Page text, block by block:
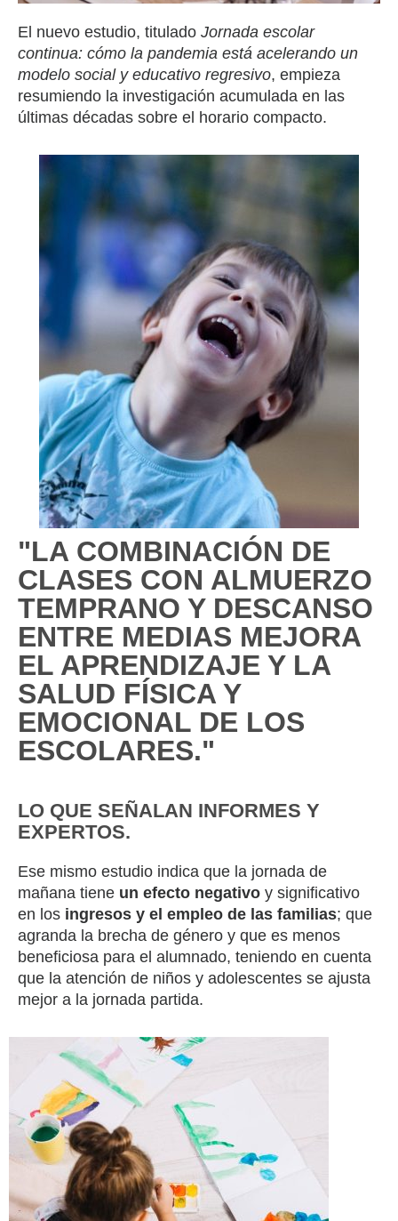
El nuevo estudio, titulado Jornada escolar
continua: cómo la pandemia está acelerando un
modelo social y educativo regresivo, empieza
resumiendo la investigación acumulada en las
últimas décadas sobre el horario compacto.
"LA COMBINACIÓN DE
CLASES CON ALMUERZO
TEMPRANO Y DESCANSO
ENTRE MEDIAS MEJORA
EL APRENDIZAJE Y LA
SALUD FÍSICA Y
EMOCIONAL DE LOS
ESCOLARES."
LO QUE SEÑALAN INFORMES Y
EXPERTOS.
Ese mismo estudio indica que la jornada de
mañana tiene un efecto negativo y significativo
en los ingresos y el empleo de las familias; que
agranda la brecha de género y que es menos
beneficiosa para el alumnado, teniendo en cuenta
que la atención de niños y adolescentes se ajusta
mejor a la jornada partida.